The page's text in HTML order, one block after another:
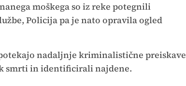
moškega so iz reke potegnili
Policija pa je nato opravila ogled
nadaljnje kriminalistične preiskave
smrti in identificirali najdene.